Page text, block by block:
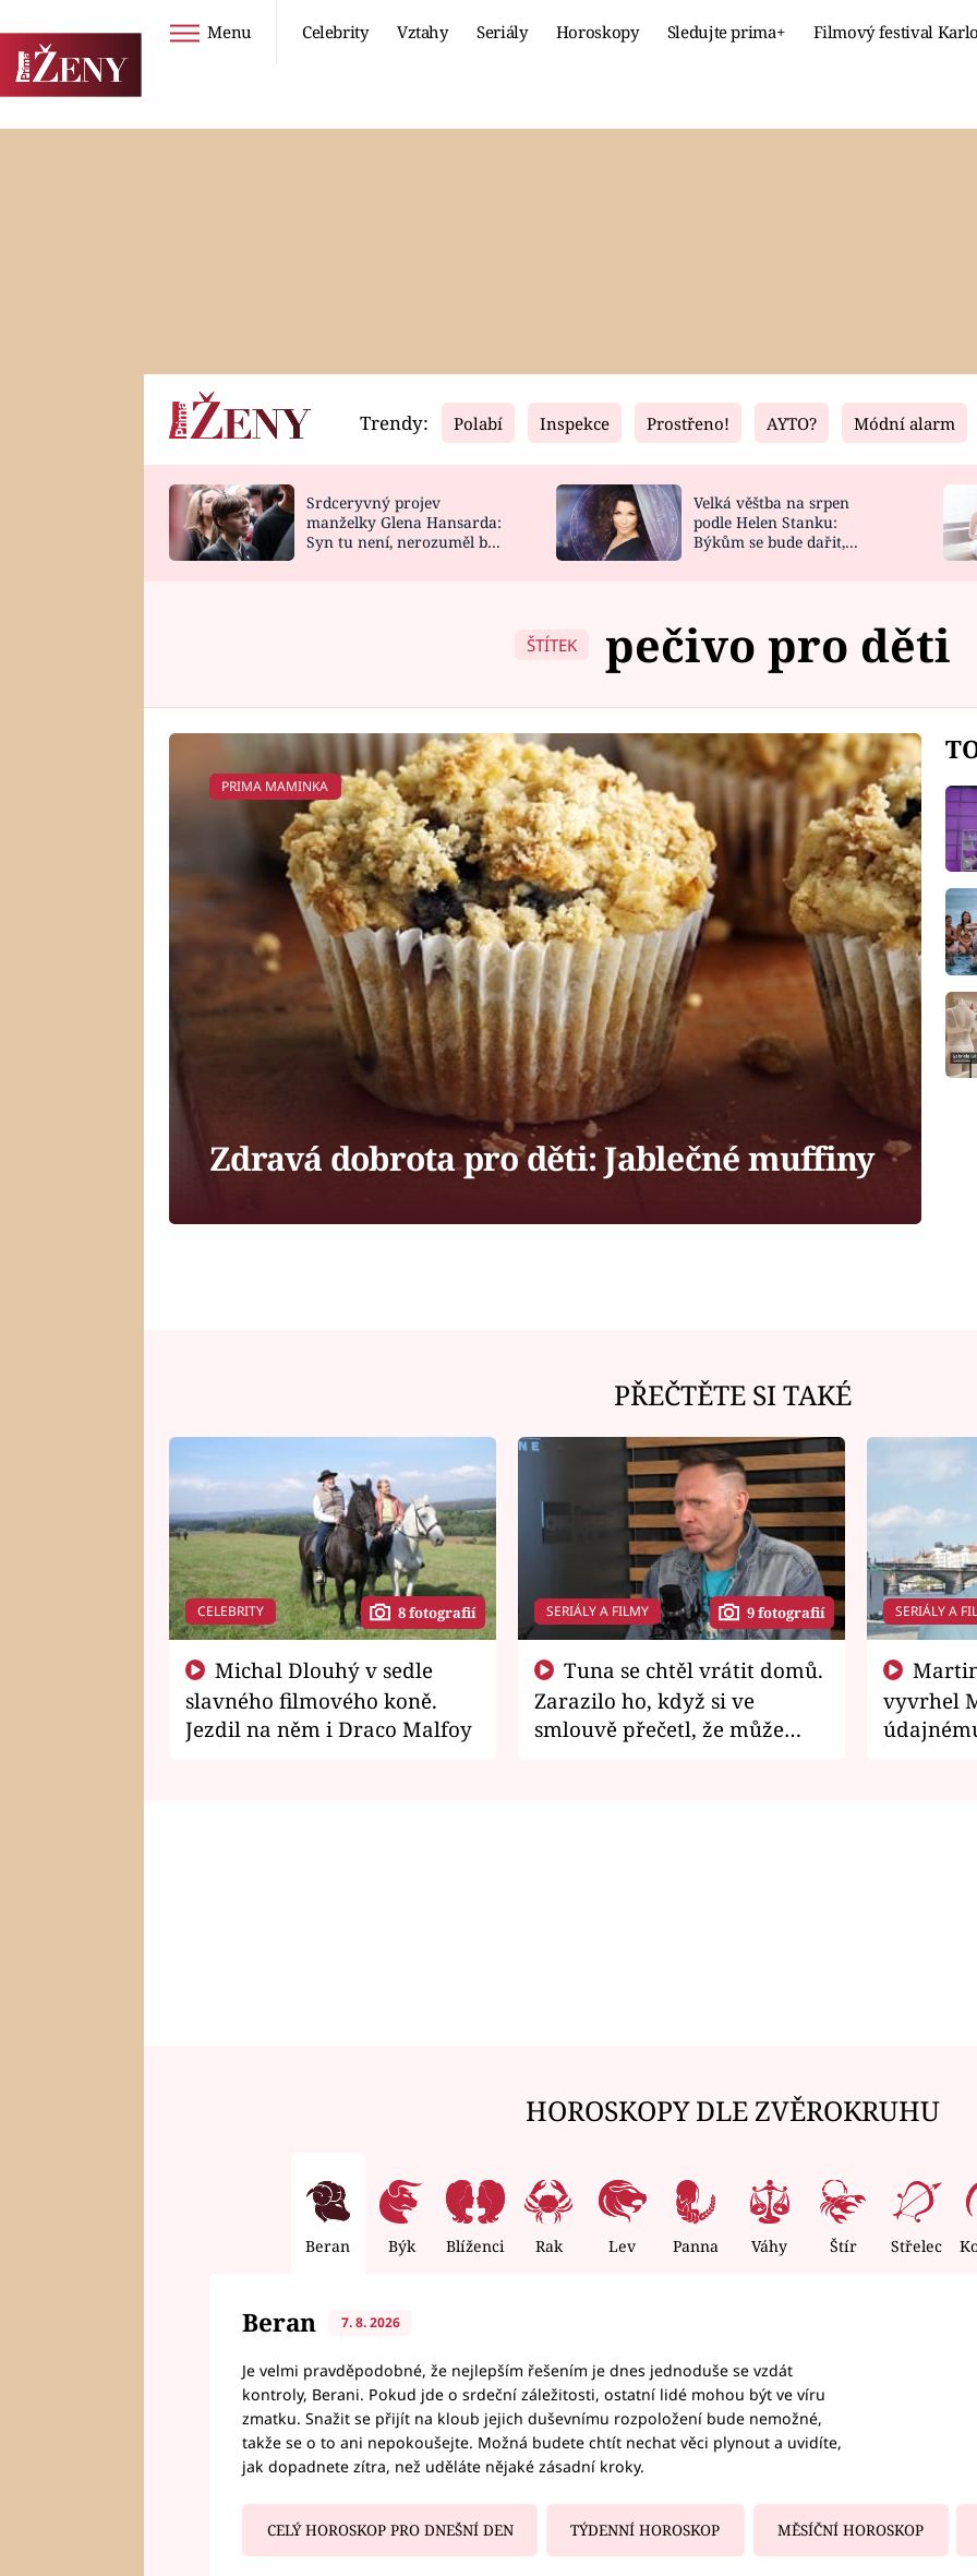
Menu Celebrity Vztahy Seriály Horoskopy Sledujte prima+ Filmový festival
Horoskopy
HOROSKOP NA
Video
CELEBRITY
VAŘENÍ
Fresh
NOVINKY
VIDEORECEPTY
Living
DESIGN
Trendy: Polabí Inspekce Prostřeno! AYTO? Módní alarm
Srdceryvný projev
manželky Glena Hansarda:
Syn tu není, nerozuměl by
Velká věštba na srpen
podle Helen Stanku:
Býkům se bude dařit,
ŠTÍTEK pečivo pro děti
PRIMA MAMINKA
Zdravá dobrota pro děti: Jablečné muffiny
PŘEČTĚTE SI TAKÉ
CELEBRITY 8 fotografií
slavného filmového koně.
Jezdil na něm i Draco Malfoy
SERIÁLY A FILMY 9 fotografií
Zarazilo ho, když si ve
smlouvě přečetl, že může
SERIÁLY A
vyvrhel
HOROSKOPY DLE ZVĚROKRUHU
Beran Býk Blíženci Rak Lev Panna Váhy Štír Střelec
Beran 7. 8. 2026
Je velmi pravděpodobné, že nejlepším řešením je dnes jednoduše se vzdát
kontroly, Berani. Pokud jde o srdeční záležitosti, ostatní lidé mohou být ve víru
zmatku. Snažit se přijít na kloub jejich duševnímu rozpoložení bude nemožné,
takže se o to ani nepokoušejte. Možná budete chtít nechat věci plynout a uvidíte,
jak dopadnete zítra, než uděláte nějaké zásadní kroky.
CELÝ HOROSKOP PRO DNEŠNÍ DEN TÝDENNÍ HOROSKOP MĚSÍČNÍ HOROSKOP